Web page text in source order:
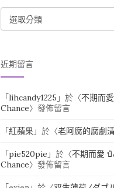
CATEGORIES
近期留言
「lihcandy1225 」於〈不期而
Chance〉發佈留言
「紅蘋果」於〈老阿腐的腐劇
「pie520pie 」於〈不期而愛
Chance〉發佈留言